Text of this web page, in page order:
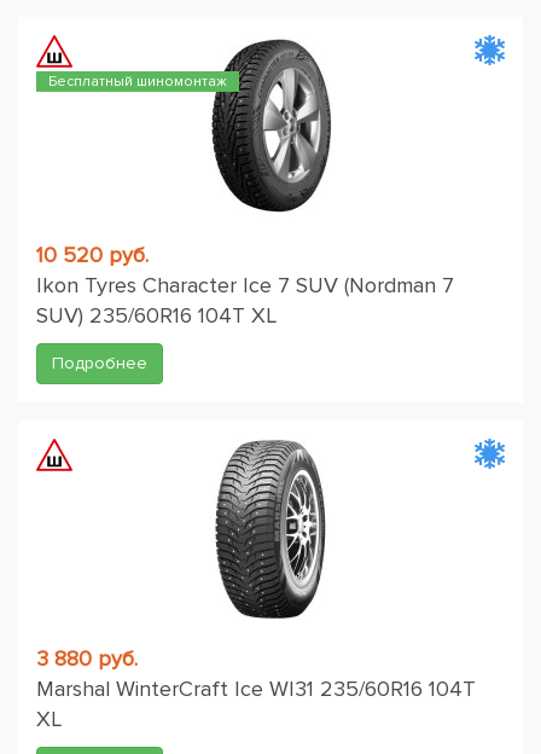
Бесплатный шиномонтаж
10 520 руб.
Ikon Tyres Character Ice 7 SUV (Nordman 7
SUV) 235/60R16 104T XL
Подробнее
3 880 руб.
Marshal WinterCraft Ice WI31 235/60R16 104T
XL